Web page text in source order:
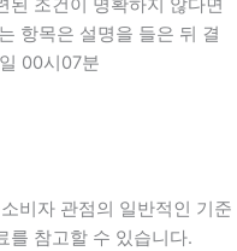
항목은 설명을 들은 뒤 결
00시07분
비자 관점의 일반적인 기준
를 참고할 수 있습니다.